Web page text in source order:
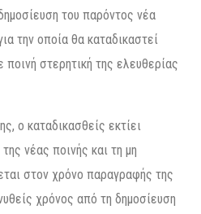
του παρόντος νέα
την οποία θα καταδικαστεί
στερητική της ελευθερίας
ο καταδικασθείς εκτίει
νέας ποινής και τη μη
στον χρόνο παραγραφής της
χρόνος από τη δημοσίευση